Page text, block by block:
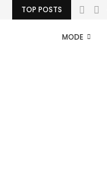
TOP POSTS
MODE